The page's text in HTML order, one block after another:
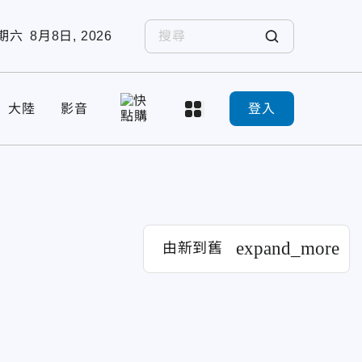
六 8月8日, 2026
大陸 影音 登入
由新到舊 expand_more